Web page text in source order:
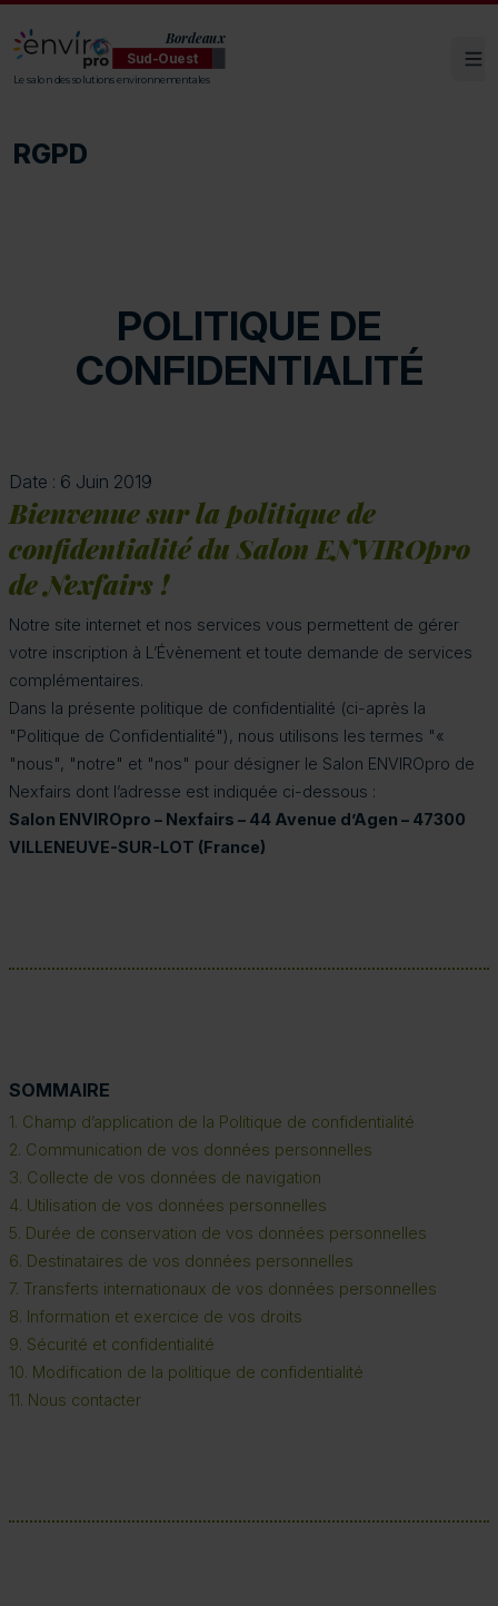
ENVIROpro Sud-Ouest - Bordeaux
Bordeaux
Sud-Ouest
Le salon des solutions environnementales
RGPD
POLITIQUE DE
CONFIDENTIALITÉ
Date : 6 Juin 2019
Bienvenue sur la politique de
confidentialité du Salon ENVIROpro
de Nexfairs !
Notre site internet et nos services vous permettent de gérer
votre inscription à L’Évènement et toute demande de services
complémentaires.
Dans la présente politique de confidentialité (ci-après la
"Politique de Confidentialité"), nous utilisons les termes "«
"nous", "notre" et "nos" pour désigner le Salon ENVIROpro de
Nexfairs dont l’adresse est indiquée ci-dessous :
Salon ENVIROpro – Nexfairs – 44 Avenue d’Agen – 47300
VILLENEUVE-SUR-LOT (France)
SOMMAIRE
1. Champ d’application de la Politique de confidentialité
2. Communication de vos données personnelles
3. Collecte de vos données de navigation
4. Utilisation de vos données personnelles
5. Durée de conservation de vos données personnelles
6. Destinataires de vos données personnelles
7. Transferts internationaux de vos données personnelles
8. Information et exercice de vos droits
9. Sécurité et confidentialité
10. Modification de la politique de confidentialité
11. Nous contacter